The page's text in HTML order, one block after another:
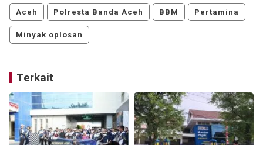
Aceh Polresta Banda Aceh BBM Pertamina
Minyak oplosan
Terkait